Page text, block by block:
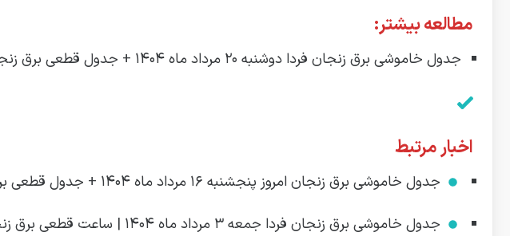
مطالعه بیشتر:
جدول خاموشی برق زنجان فردا دوشنبه ۲۰ مرداد ماه ۱۴۰۴ + جدول قطعی برق زنجان دوشنبه بیستم مرداد
اخبار مرتبط
جدول خاموشی برق زنجان امروز پنجشنبه ۱۶ مرداد ماه ۱۴۰۴ + جدول قطعی برق زنجان پنجشنبه
جدول خاموشی برق زنجان فردا جمعه ۳ مرداد ماه ۱۴۰۴ | ساعت قطعی برق زنجان جمعه